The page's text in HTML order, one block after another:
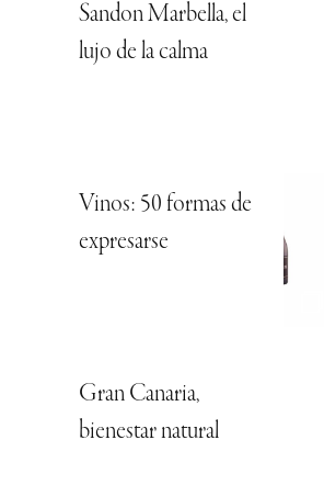
Sandon Marbella, el
lujo de la calma
Vinos: 50 formas de
expresarse
Gran Canaria,
bienestar natural